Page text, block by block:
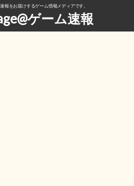
報をお届けするゲーム情報メディアです。
ゲーム速報